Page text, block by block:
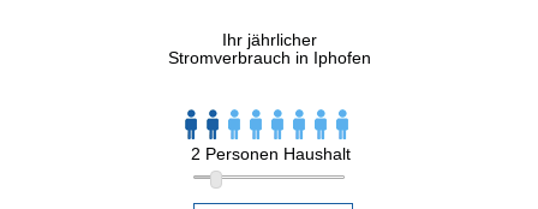
Ihr jährlicher
Stromverbrauch in Iphofen
2 Personen Haushalt